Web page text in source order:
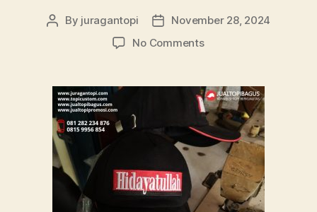
Post
By juragantopi
PostNovember 28, 2024
No Commentson
Bordir
Murah
Berkualitas
Bekasi
|
0812
8969
2251